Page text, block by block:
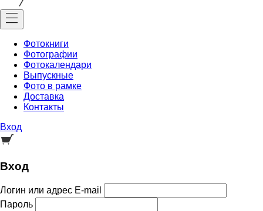
Фотокниги
Фотографии
Фотокалендари
Выпускные
Фото в рамке
Доставка
Контакты
Вход
Вход
Логин или адрес E-mail
Пароль